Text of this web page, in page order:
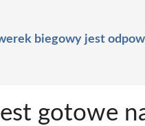
biegowy jest
gotowe